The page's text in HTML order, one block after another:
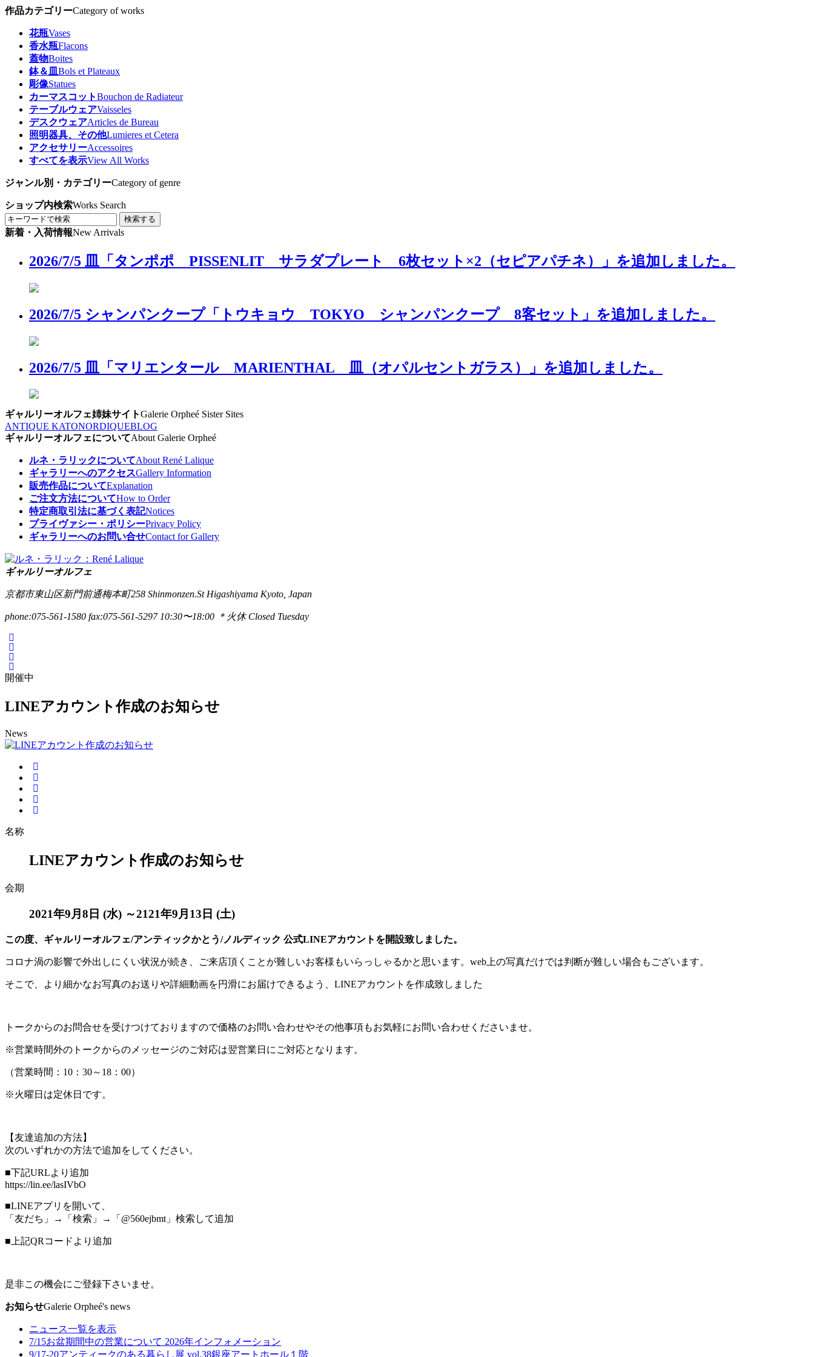
作品カテゴリーCategory of works
花瓶Vases
香水瓶Flacons
蓋物Boites
鉢＆皿 Bols et Plateaux
彫像Statues
カーマスコットBouchon de Radiateur
テーブルウェアVaisseles
デスクウェアArticles de Bureau
照明器具、その他Lumieres et Cetera
アクセサリーAccessoires
すべてを表示View All Works
ジャンル別・カテゴリーCategory of genre
ショップ内検索Works Search
検索する
新着・入荷情報New Arrivals
2026/7/5 皿「タンポポ PISSENLIT サラダプレート 6枚セット×2（セピアパチネ）」を追加しました。
2026/7/5 シャンパンクープ「トウキョウ TOKYO シャンパンクープ 8客セット」を追加しました。
2026/7/5 皿「マリエンタール MARIENTHAL 皿（オパルセントガラス）」を追加しました。
ギャルリーオルフェ姉妹サイトGalerie Orpheé Sister Sites
ANTIQUE KATONORDIQUEBLOG
ギャルリーオルフェについてAbout Galerie Orpheé
ルネ・ラリックについてAbout René Lalique
ギャラリーへのアクセスGallery Information
販売作品についてExplanation
ご注文方法についてHow to Order
特定商取引法に基づく表記Notices
プライヴァシー・ポリシーPrivacy Policy
ギャラリーへのお問い合せContact for Gallery
ギャルリーオルフェ
京都市東山区新門前通梅本町258 Shinmonzen.St Higashiyama Kyoto, Japan
phone:075-561-1580 fax:075-561-5297 10:30〜18:00 ＊火休 Closed Tuesday
開催中
LINEアカウント作成のお知らせ
News
名称
LINEアカウント作成のお知らせ
会期
2021年9月8日 (水) ～2121年9月13日 (土)
この度、ギャルリーオルフェ/アンティックかとう/ノルディック 公式LINEアカウントを開設致しました。
コロナ渦の影響で外出しにくい状況が続き、ご来店頂くことが難しいお客様もいらっしゃるかと思います。web上の写真だけでは判断が難しい場合もございます。
そこで、より細かなお写真のお送りや詳細動画を円滑にお届けできるよう、LINEアカウントを作成致しました
トークからのお問合せを受けつけておりますので価格のお問い合わせやその他事項もお気軽にお問い合わせくださいませ。
※営業時間外のトークからのメッセージのご対応は翌営業日にご対応となります。
（営業時間：10：30～18：00）
※火曜日は定休日です。
【友達追加の方法】
次のいずれかの方法で追加をしてください。
■下記URLより追加
https://lin.ee/lasIVbO
■LINEアプリを開いて、
「友だち」→「検索」→「@560ejbmt」検索して追加
■上記QRコードより追加
是非この機会にご登録下さいませ。
お知らせGalerie Orpheé's news
ニュース一覧を表示
7/15お盆期間中の営業について 2026年インフォメーション
9/17-20アンティークのある暮らし展 vol.38銀座アートホール１階